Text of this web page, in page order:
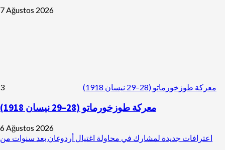
7 Ağustos 2026
معركة طوزخورماتو (28–29 نيسان 1918) 3
معركة طوزخورماتو (28–29 نيسان 1918)
6 Ağustos 2026
اعترافات جديدة لمشارك في محاولة اغتيال أردوغان بعد سنوات من